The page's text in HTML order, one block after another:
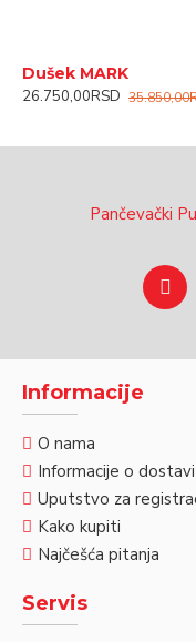
Dušek MARK
26.750,00RSD
Pančevački
Informacije
O nama
Informacije o dostavi
Uputstvo za
Kako kupiti
Najčešća pitanja
Servis